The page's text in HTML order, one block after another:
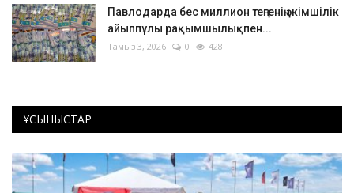
Павлодарда бес миллион теңгенің әкімшілік
айыппұлы рақымшылықпен...
Тамыз 3, 2026 0 428
ҰСЫНЫСТАР